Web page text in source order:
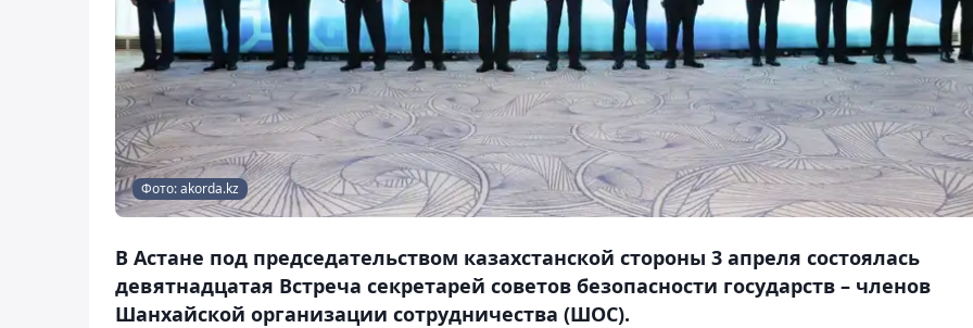
Фото: akorda.kz
В Астане под председательством казахстанской стороны 3 апреля состоялась
девятнадцатая Встреча секретарей советов безопасности государств – членов
Шанхайской организации сотрудничества (ШОС).